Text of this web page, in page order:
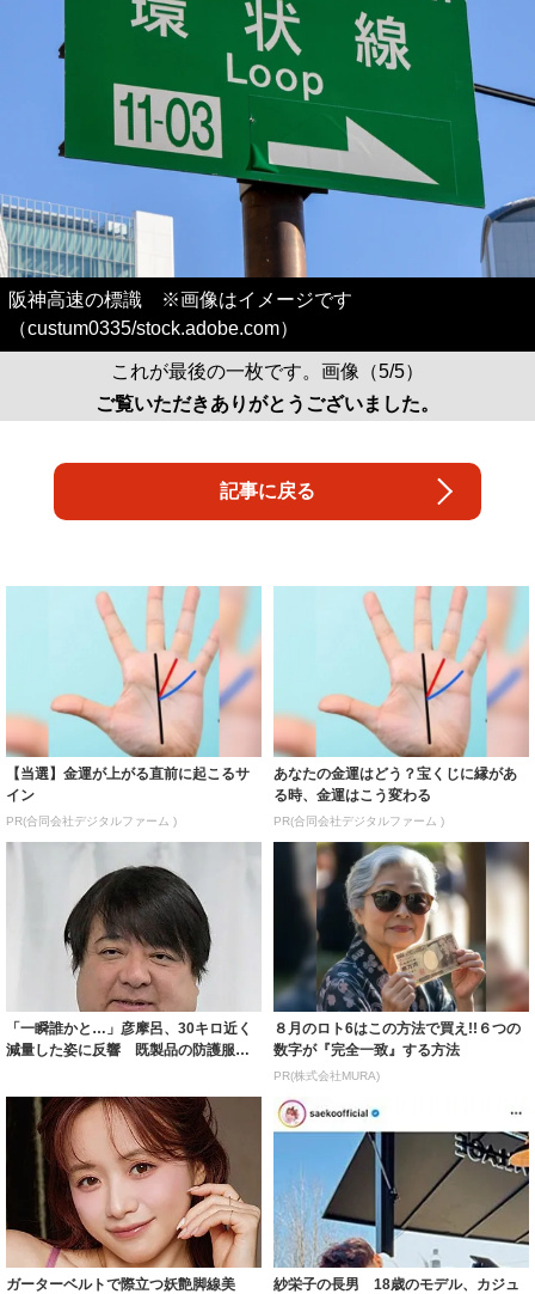
阪神高速の標識 ※画像はイメージです
（custum0335/stock.adobe.com）
これが最後の一枚です。画像（5/5）
ご覧いただきありがとうございました。
記事に戻る
【当選】金運が上がる直前に起こるサ
イン
PR(合同会社デジタルファーム )
あなたの金運はどう？宝くじに縁があ
る時、金運はこう変わる
PR(合同会社デジタルファーム )
「一瞬誰かと…」彦摩呂、30キロ近く
減量した姿に反響 既製品の防護服が
８月のロト6はこの方法で買え!!６つの
数字が『完全一致』する方法
PR(株式会社MURA)
ガーターベルトで際立つ妖艶脚線美
紗栄子の長男 18歳のモデル、カジュ